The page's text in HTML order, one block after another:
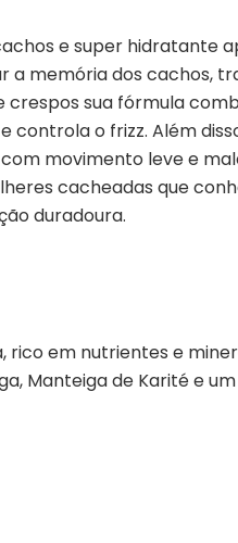
e super hidratante
memória dos cachos,
sua fórmula
o frizz. Além
movimento leve e
cacheadas que
duradoura.
rico em nutrientes e
Manteiga de Karité e